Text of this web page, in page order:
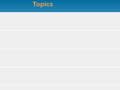
Topics